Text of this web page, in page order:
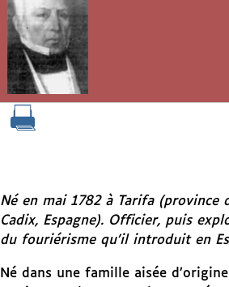
Né en mai 1782 à Tarifa (province
Cadix, Espagne). Officier, puis
du fouriérisme qu’il introduit en
Né dans une famille aisée